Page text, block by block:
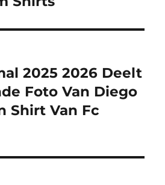
2025 2026 Deelt
Foto Van Diego
Shirt Van Fc